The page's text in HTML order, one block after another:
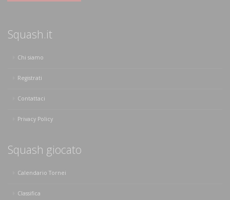
Squash.it
Chi siamo
Registrati
Contattaci
Privacy Policy
Squash giocato
Calendario Tornei
Classifica